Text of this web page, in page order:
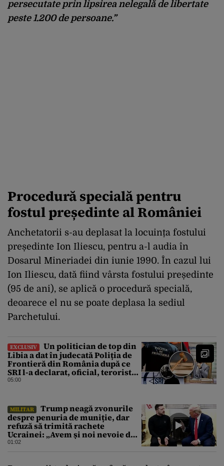
persecutate prin lipsirea nelegală de libertate
peste 1.200 de persoane.”
Procedură specială pentru
fostul președinte al României
Anchetatorii s-au deplasat la locuința fostului
președinte Ion Iliescu, pentru a-l audia în
Dosarul Mineriadei din iunie 1990. În cazul lui
Ion Iliescu, dată fiind vârsta fostului președinte
(95 de ani), se aplică o procedură specială,
deoarece el nu se poate deplasa la sediul
Parchetului.
EXCLUSIV
Un politician de top din
Libia a dat în judecată Poliția de
Frontieră din România după ce
SRI l-a declarat, oficial, terorist
ISIS
05:00
MILITAR
Trump neagă zvonurile
despre penuria de muniție, dar
refuză să trimită rachete
Ucrainei: „Avem și noi nevoie de
rachete”
01:02